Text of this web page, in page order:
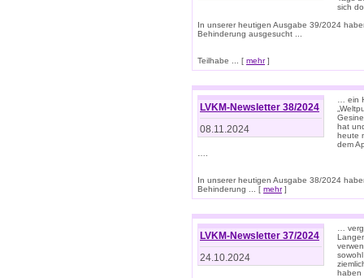
sich
In unserer heutigen Ausgabe 39/2024
Behinderung ausgesucht ...
Teilhabe ... [ mehr]
LVKM-Newsletter 38/2024
08.11.2024
… ein
hat
heute
dem
In unserer heutigen Ausgabe 38/2024
Behinderung ... [ mehr]
LVKM-Newsletter 37/2024
24.10.2024
…